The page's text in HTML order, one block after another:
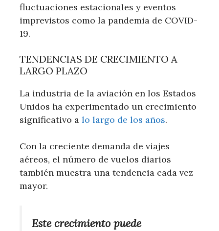
fluctuaciones estacionales y eventos
imprevistos como la pandemia de COVID-
19.
TENDENCIAS DE CRECIMIENTO A
LARGO PLAZO
La industria de la aviación en los Estados
Unidos ha experimentado un crecimiento
significativo a lo largo de los años.
Con la creciente demanda de viajes
aéreos, el número de vuelos diarios
también muestra una tendencia cada vez
mayor.
Este crecimiento puede